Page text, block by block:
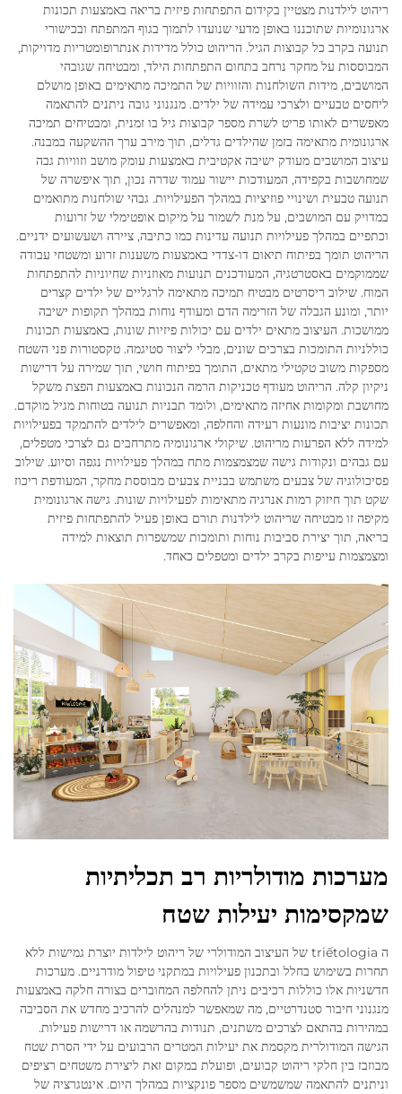
ריהוט לילדנות מצטיין בקידום התפתחות פיזית בריאה באמצעות תכונות
ארגונומיות שתוכננו באופן מדעי שנועדו לתמוך בגוף המתפתח ובכישורי
תנועה בקרב כל קבוצות הגיל. הריהוט כולל מדידות אנתרופומטריות מדויקות,
המבוססות על מחקר נרחב בתחום התפתחות הילד, ומבטיחה שגובהי
המושבים, מידות השולחנות והזוויות של התמיכה מתאימים באופן מושלם
ליחסים טבעיים ולצרכי עמידה של ילדים. מנגנוני גובה ניתנים להתאמה
מאפשרים לאותו פריט לשרת מספר קבוצות גיל בו זמנית, ומבטיחים תמיכה
ארגונומית מתאימה בזמן שהילדים גדלים, תוך מירב ערך ההשקעה במבנה.
עיצוב המושבים מעודק ישיבה אקטיבית באמצעות עומק מושב וזוויות גבה
שמחושבות בקפידה, המעודכות יישור עמוד שדרה נכון, תוך איפשרה של
תנועה טבעית ושינויי פוזיציות במהלך הפעילויות. גבהי שולחנות מתואמים
במדויק עם המושבים, על מנת לשמור על מיקום אופטימלי של זרועות
וכתפיים במהלך פעילויות תנועה עדינות כמו כתיבה, ציירה ושעשועים ידניים.
הריהוט תומך בפיתוח תיאום דו-צדדי באמצעות משענות זרוע ומשטחי עבודה
שממוקמים באסטרטגיה, המעודכנים תנועות מאוזניות שחיוניות להתפתחות
המוח. שילוב ריסרטים מבטיח תמיכה מתאימה לרגליים של ילדים קצרים
יותר, ומונע הגבלה של הזרימה הדם ומעודף נוחות במהלך תקופות ישיבה
ממושכות. העיצוב מתאים ילדים עם יכולות פיזיות שונות, באמצעות תכונות
כוללניות התומכות בצרכים שונים, מבלי ליצור סטיגמה. טקסטורות פני השטח
מספקות משוב טקטילי מתאים, התומך בפיתוח חושי, תוך שמירה על דרישות
ניקיון קלה. הריהוט מעודף טכניקות הרמה הנכונות באמצעות הפצת משקל
מחושבת ומקומות אחיזה מתאימים, ולומד תבניות תנועה בטוחות מגיל מוקדם.
תכונות יציבות מונעות רעידה והחלפה, ומאפשרים לילדים להתמקד בפעילויות
למידה ללא הפרעות מריהוט. שיקולי ארגונומיה מתרחבים גם לצרכי מטפלים,
עם גבהים ונקודות גישה שמצמצמות מתח במהלך פעילויות נגפה וסיוע. שילוב
פסיכולוגיה של צבעים משתמש בבניית צבעים מבוססת מחקר, המעודפת ריכוז
שקט תוך חיזוק רמות אנרגיה מתאימות לפעילויות שונות. גישה ארגונומית
מקיפה זו מבטיחה שריהוט לילדנות תורם באופן פעיל להתפתחות פיזית
בריאה, תוך יצירת סביבות נוחות ותומכות שמשפרות תוצאות למידה
ומצמצמות עייפות בקרב ילדים ומטפלים כאחד.
מערכות מודולריות רב תכליתיות
שמקסימות יעילות שטח
ה triếtologia של העיצוב המודולרי של ריהוט לילדות יוצרת גמישות ללא
תחרות בשימוש בחלל ובתכנון פעילויות במתקני טיפול מודרניים. מערכות
חדשניות אלו כוללות רכיבים ניתן להחלפה המחוברים בצורה חלקה באמצעות
מנגנוני חיבור סטנדרטיים, מה שמאפשר למנהלים להרכיב מחדש את הסביבה
במהירות בהתאם לצרכים משתנים, תנודות בהרשמה או דרישות פעילות.
הגישה המודולרית מקסמת את יעילות המטרים הרבועים על ידי הסרת שטח
מבוזבז בין חלקי ריהוט קבועים, ופועלת במקום זאת ליצירת משטחים רציפים
וניתנים להתאמה שמשמשים מספר פונקציות במהלך היום. אינטגרציה של